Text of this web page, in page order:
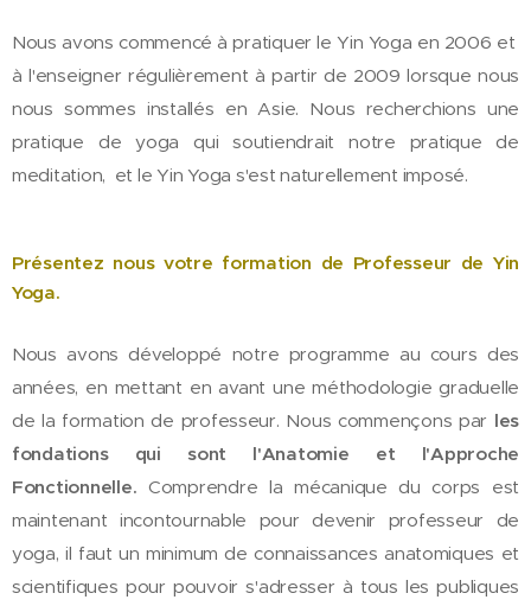
Nous avons commencé à pratiquer le Yin Yoga en 2006 et
à l'enseigner régulièrement à partir de 2009 lorsque nous
nous sommes installés en Asie. Nous recherchions une
pratique de yoga qui soutiendrait
notre pratique de
meditation, et le Yin Yoga s'est naturellement imposé.
Présentez nous votre formation de Professeur de Yin
Yoga.
Nous avons développé notre programme au cours des
années, en mettant en avant une méthodologie graduelle
de la formation de professeur. Nous commençons par les
fondations qui sont l'Anatomie et l'Approche
Fonctionnelle. Comprendre la mécanique du corps est
maintenant incontournable pour devenir professeur de
yoga, il faut un minimum de connaissances anatomiques et
scientifiques pour pouvoir s'adresser à tous les publiques